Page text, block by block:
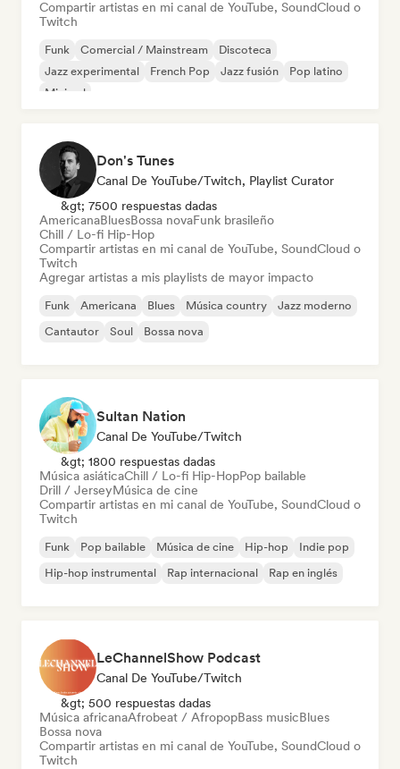
Compartir artistas en mi canal de YouTube, SoundCloud o
Twitch
Funk Comercial / Mainstream
Discoteca
Jazz experimental
French Pop Jazz fusión
Pop latino
Minimal
Don's Tunes
Canal De YouTube/Twitch, Playlist Curator
&gt; 7500 respuestas dadas
AmericanaBluesBossa novaFunk brasileño
Chill / Lo-fi Hip-Hop
Compartir artistas en mi canal de YouTube, SoundCloud o
Twitch
Agregar artistas a mis playlists de mayor impacto
Funk Americana Blues Música country
Jazz moderno
Cantautor
Soul Bossa nova
Sultan Nation
Canal De YouTube/Twitch
&gt; 1800 respuestas dadas
Música asiáticaChill / Lo-fi Hip-HopPop bailable
Drill / JerseyMúsica de cine
Compartir artistas en mi canal de YouTube, SoundCloud o
Twitch
Funk Pop bailable Música de cine Hip-hop
Indie pop
Hip-hop instrumental
Rap internacional Rap en inglés
LeChannelShow Podcast
Canal De YouTube/Twitch
&gt; 500 respuestas dadas
Música africanaAfrobeat / AfropopBass musicBlues
Bossa nova
Compartir artistas en mi canal de YouTube, SoundCloud o
Twitch